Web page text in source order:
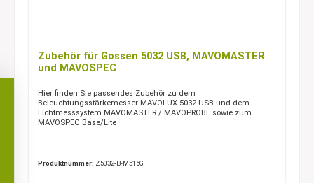
Zubehör für Gossen 5032 USB, MAVOMASTER
und MAVOSPEC
Hier finden Sie passendes Zubehör zu dem
Beleuchtungsstärkemesser MAVOLUX 5032 USB und dem
Lichtmesssystem MAVOMASTER / MAVOPROBE sowie zum
MAVOSPEC Base/Lite
Produktnummer: Z5032-B-M516G